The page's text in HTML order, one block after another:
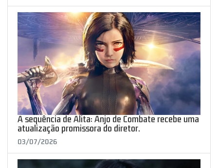
A sequência de Alita: Anjo de Combate recebe uma
atualização promissora do diretor.
03/07/2026